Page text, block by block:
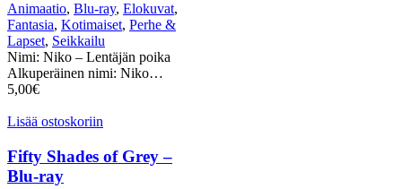
Animaatio, Blu-ray, Elokuvat,
Fantasia, Kotimaiset, Perhe &
Lapset, Seikkailu
Nimi: Niko – Lentäjän poika
Alkuperäinen nimi: Niko…
5,00€
Lisää ostoskoriin
Fifty Shades of Grey –
Blu-ray